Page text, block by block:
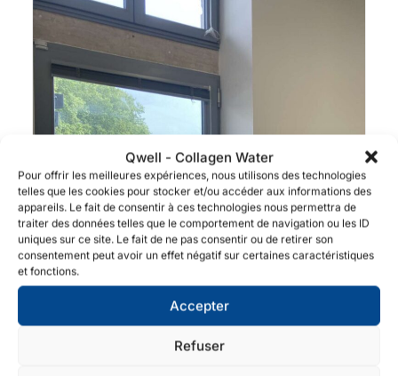
Qwell - Collagen Water
Pour offrir les meilleures expériences, nous utilisons des technologies
telles que les cookies pour stocker et/ou accéder aux informations des
appareils. Le fait de consentir à ces technologies nous permettra de
traiter des données telles que le comportement de navigation ou les ID
uniques sur ce site. Le fait de ne pas consentir ou de retirer son
consentement peut avoir un effet négatif sur certaines caractéristiques
et fonctions.
Accepter
Refuser